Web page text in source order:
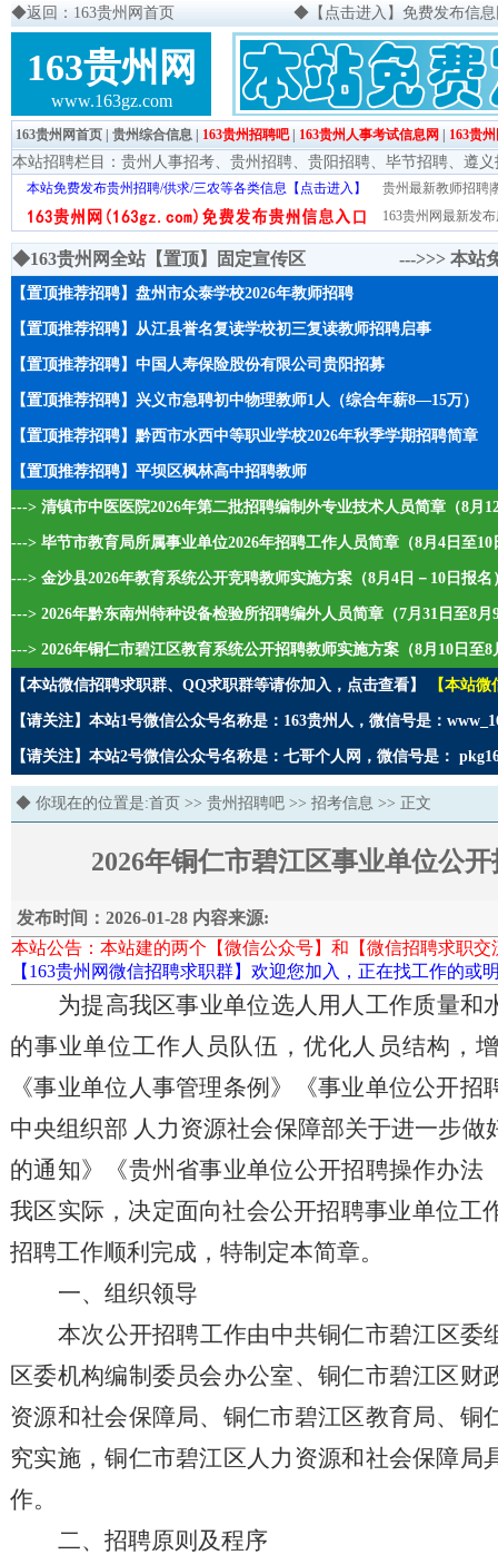
◆返回：163贵州网首页 ◆ 【点击进入】免费发布信
163贵州网
www.163gz.com
163贵州网首页 贵州综合信息 163贵州招聘吧| 163贵州人事考试信息网 163贵
本站招聘栏目： 贵州人事招考、 贵州招聘、 贵阳招聘、 毕节招聘、 遵义
本站免费发布贵州招聘/供求/三农等各类信息【点击进入】
贵州最新教师招聘|
163贵州网最新发
◆163贵州网全站【置顶】固定宣传区 --->>> 本站
【置顶推荐招聘】盘州市众泰学校2026年教师招聘
【置顶推荐招聘】从江县誉名复读学校初三复读教师招聘启事
【置顶推荐招聘】中国人寿保险股份有限公司贵阳招募
【置顶推荐招聘】兴义市急聘初中物理教师1人（综合年薪8—15万）
【置顶推荐招聘】黔西市水西中等职业学校2026年秋季学期招聘简章
【置顶推荐招聘】平坝区枫林高中招聘教师
---> 清镇市中医医院2026年第二批招聘编制外专业技术人员简章（8月
---> 毕节市教育局所属事业单位2026年招聘工作人员简章（8月4日至10
---> 金沙县2026年教育系统公开竞聘教师实施方案（8月4日－10日报名
---> 2026年黔东南州特种设备检验所招聘编外人员简章（7月31日至8月
---> 2026年铜仁市碧江区教育系统公开招聘教师实施方案（8月10日至8
【本站微信招聘求职群、QQ求职群等请你加入，点击查看】 【本站
【请关注】本站1号微信公众号名称是：163贵州人，微信号是：
【请关注】本站2号微信公众号名称是：七哥个人网，微信号是：
◆ 你现在的位置是:首页 >> 贵州招聘吧 >> 招考信息 >> 正文
2026年铜仁市碧江区事业单位公
发布时间：2026-01-28 内容来源:
本站公告：本站建的两个【微信公众号】和【微信招聘求职
【163贵州网微信招聘求职群】欢迎您加入，正在找工作的
为提高我区事业单位选人用人工作质量和
的事业单位工作人员队伍，优化人员结构，
《事业单位人事管理条例》《事业单位公开招
中央组织部 人力资源社会保障部关于进一步做
的通知》《贵州省事业单位公开招聘操作办法
我区实际，决定面向社会公开招聘事业单位工
招聘工作顺利完成，特制定本简章。
一、组织领导
本次公开招聘工作由中共铜仁市碧江区委
区委机构编制委员会办公室、铜仁市碧江区财
资源和社会保障局、 铜仁市碧江区教育局、铜
究实施，铜仁市碧江区人力资源和社会保障局
作。
二、 招聘原则及程序